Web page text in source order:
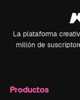
La plataforma
millón de
Productos